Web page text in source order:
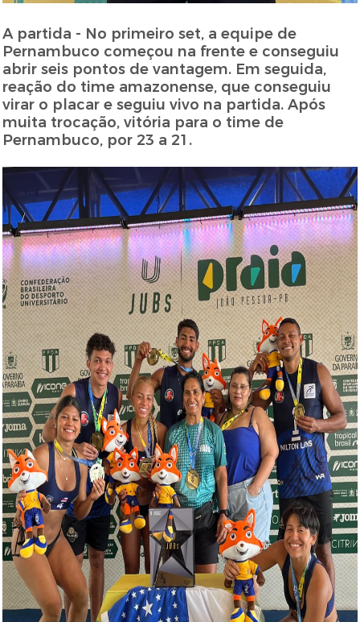
A partida - No primeiro set, a equipe de
Pernambuco começou na frente e conseguiu
abrir seis pontos de vantagem. Em seguida,
reação do time amazonense, que conseguiu
virar o placar e seguiu vivo na partida. Após
muita trocação, vitória para o time de
Pernambuco, por 23 a 21.